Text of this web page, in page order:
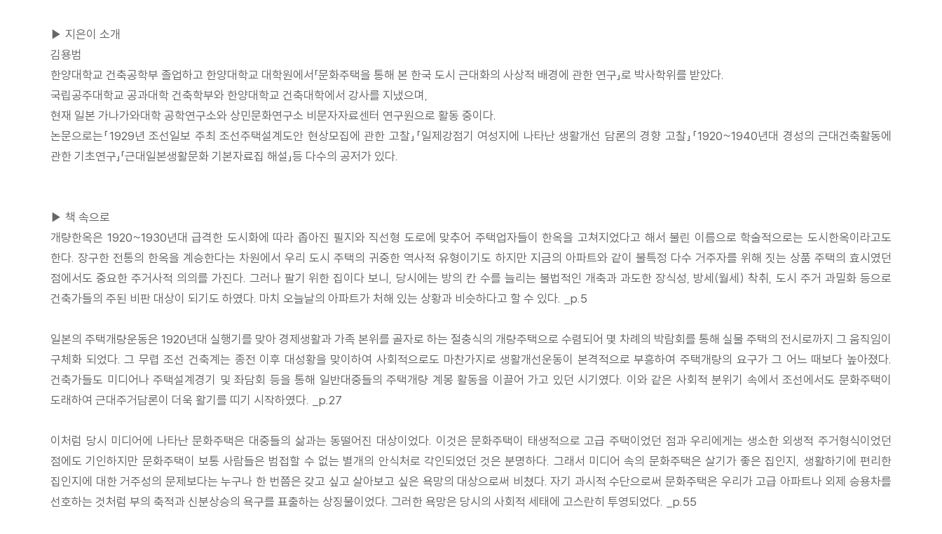
▶ 지은이 소개
김용범
한양대학교 건축공학부 졸업하고 한양대학교 대학원에서「문화주택을 통해 본 한국 도시 근대화의 사상적 배경에 관한 연구」로 박사학위를 받았다.
국립공주대학교 공과대학 건축학부와 한양대학교 건축대학에서 강사를 지냈으며,
현재 일본 가나가와대학 공학연구소와 상민문화연구소 비문자자료센터 연구원으로 활동 중이다.
논문으로는「1929년 조선일보 주최 조선주택설계도안 현상모집에 관한 고찰」「일제강점기 여성지에 나타난 생활개선 담론의 경향 고찰」「1920~1940년대 경성의 근대건축활동에
관한 기초연구」「근대일본생활문화 기본자료집 해설」등 다수의 공저가 있다.
▶ 책 속으로
개량한옥은 1920~1930년대 급격한 도시화에 따라 좁아진 필지와 직선형 도로에 맞추어 주택업자들이 한옥을 고쳐지었다고 해서 불린 이름으로 학술적으로는 도시한옥이라고도
한다. 장구한 전통의 한옥을 계승한다는 차원에서 우리 도시 주택의 귀중한 역사적 유형이기도 하지만 지금의 아파트와 같이 불특정 다수 거주자를 위해 짓는 상품 주택의 효시였던
점에서도 중요한 주거사적 의의를 가진다. 그러나 팔기 위한 집이다 보니, 당시에는 방의 칸 수를 늘리는 불법적인 개축과 과도한 장식성, 방세(월세) 착취, 도시 주거 과밀화 등으로
건축가들의 주된 비판 대상이 되기도 하였다. 마치 오늘날의 아파트가 처해 있는 상황과 비슷하다고 할 수 있다. _p.5
일본의 주택개량운동은 1920년대 실행기를 맞아 경제생활과 가족 본위를 골자로 하는 절충식의 개량주택으로 수렴되어 몇 차례의 박람회를 통해 실물 주택의 전시로까지 그 움직임이
구체화 되었다. 그 무렵 조선 건축계는 종전 이후 대성황을 맞이하여 사회적으로도 마찬가지로 생활개선운동이 본격적으로 부흥하여 주택개량의 요구가 그 어느 때보다 높아졌다.
건축가들도 미디어나 주택설계경기 및 좌담회 등을 통해 일반대중들의 주택개량 계몽 활동을 이끌어 가고 있던 시기였다. 이와 같은 사회적 분위기 속에서 조선에서도 문화주택이
도래하여 근대주거담론이 더욱 활기를 띠기 시작하였다. _p.27
이처럼 당시 미디어에 나타난 문화주택은 대중들의 삶과는 동떨어진 대상이었다. 이것은 문화주택이 태생적으로 고급 주택이었던 점과 우리에게는 생소한 외생적 주거형식이었던
점에도 기인하지만 문화주택이 보통 사람들은 범접할 수 없는 별개의 안식처로 각인되었던 것은 분명하다. 그래서 미디어 속의 문화주택은 살기가 좋은 집인지, 생활하기에 편리한
집인지에 대한 거주성의 문제보다는 누구나 한 번쯤은 갖고 싶고 살아보고 싶은 욕망의 대상으로써 비쳤다. 자기 과시적 수단으로써 문화주택은 우리가 고급 아파트나 외제 승용차를
선호하는 것처럼 부의 축적과 신분상승의 욕구를 표출하는 상징물이었다. 그러한 욕망은 당시의 사회적 세태에 고스란히 투영되었다. _p.55